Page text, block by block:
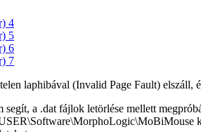
4
5
6
7
laphibával (Invalid Page Fault) elszáll,
segít, a .dat fájlok letörlése mellett